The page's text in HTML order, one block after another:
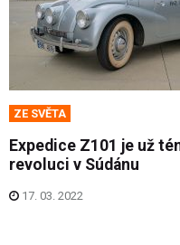
ZE SVĚTA
Expedice Z101 je už
revoluci v Súdánu
17. 03. 2022